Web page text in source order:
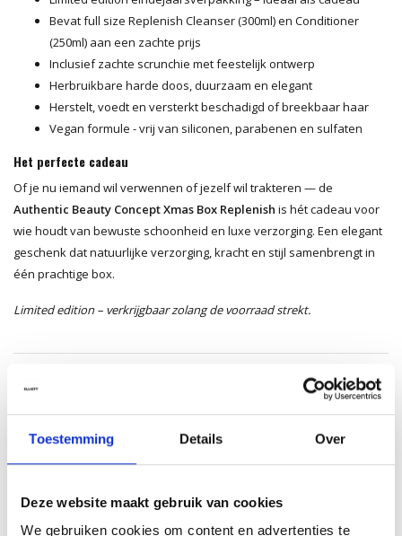
Toestemming Details Over
Deze website maakt gebruik van cookies
We gebruiken cookies om content en advertenties te
Bevat full size Replenish Cleanser (300ml) en Conditioner
(250ml) aan een zachte prijs
Inclusief zachte scrunchie met feestelijk ontwerp
Herbruikbare harde doos, duurzaam en elegant
Herstelt, voedt en versterkt beschadigd of breekbaar haar
Vegan formule - vrij van siliconen, parabenen en sulfaten
Het perfecte cadeau
Of je nu iemand wil verwennen of jezelf wil trakteren — de
Authentic Beauty Concept Xmas Box Replenish is hét cadeau voor
wie houdt van bewuste schoonheid en luxe verzorging. Een elegant
geschenk dat natuurlijke verzorging, kracht en stijl samenbrengt in
één prachtige box.
Limited edition – verkrijgbaar zolang de voorraad strekt.
Heb je een vraag?
Stuur ons een mailtje